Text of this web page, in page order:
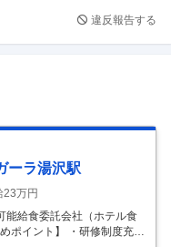
違反報告する
ーラ湯沢駅
23万円
能給食委託会社（ホテル食
ポイント】 ・研修制度充実